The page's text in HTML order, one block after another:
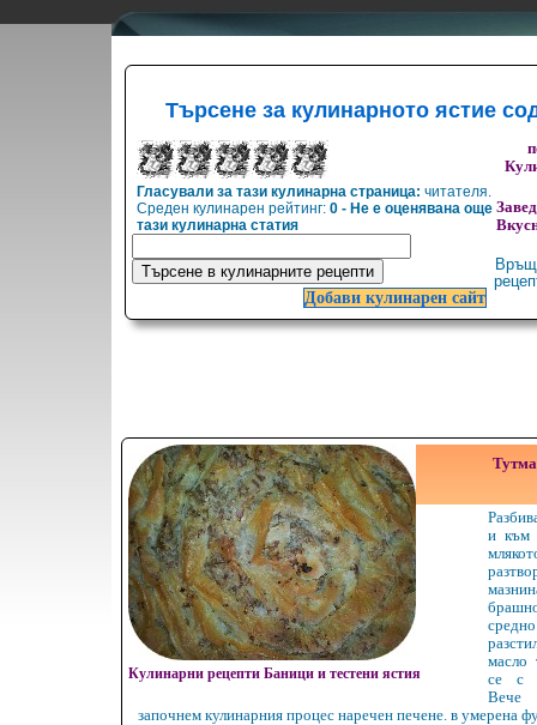
Търсене за кулинарното ястие
Гласували за тази кулинарна страница: читателя.
Среден кулинарен рейтинг: 0 - Не е оценявана още
тази кулинарна статия
Добави кулинарен сайт
Кулинарни рецепти Баници и тестени ястия
и към
масло
се с
Вече
започнем кулинарния процес наречен печене. в умерена